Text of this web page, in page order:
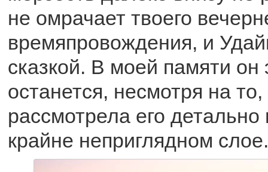
не омрачает твоего
времяпровождения, и
сказкой. В моей памяти он
останется, несмотря на то,
рассмотрела его
крайне неприглядном слое.